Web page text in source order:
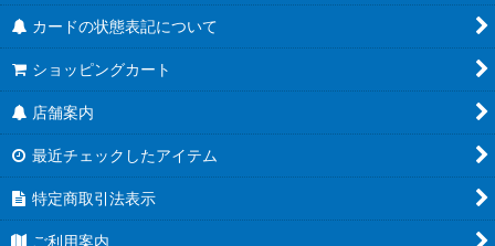
カードの状態表記について
ショッピングカート
店舗案内
最近チェックしたアイテム
特定商取引法表示
ご利用案内